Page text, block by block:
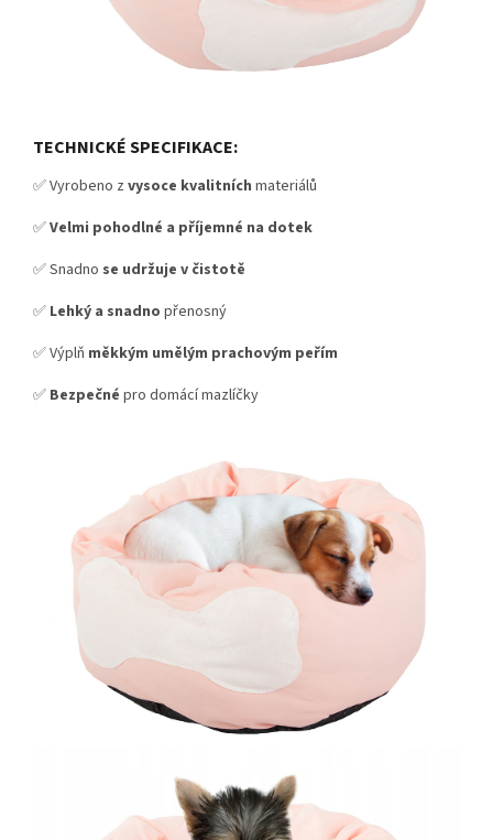
TECHNICKÉ SPECIFIKACE:
✅ Vyrobeno z vysoce kvalitních materiálů
✅Velmi pohodlné a příjemné na dotek
✅ Snadno se udržuje v čistotě
✅ Lehký a snadno přenosný
✅ Výplň měkkým umělým prachovým peřím
✅ Bezpečné pro domácí mazlíčky